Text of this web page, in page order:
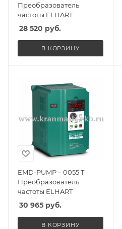
Преобразователь
частоты ELHART
28 520 руб.
В КОРЗИНУ
EMD-PUMP – 0055 T
Преобразователь
частоты ELHART
30 965 руб.
В КОРЗИНУ